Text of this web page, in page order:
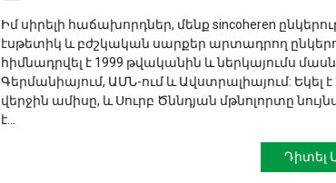
Իմ սիրելի հաճախորդներ, մենք sincoheren
էսթետիկ և բժշկական սարքեր արտադրող
հիմնադրվել է 1999 թվականին և ներկայումս
Գերմանիայում, ԱՄՆ-ում և Ավստրալիայում: Եկել
վերջին ամիսը, և Սուրբ Ծննդյան մթնոլորտը
է...
Դիտել